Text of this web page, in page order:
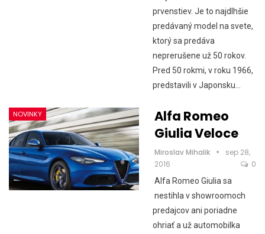
prvenstiev. Je to najdlhšie
predávaný model na svete,
ktorý sa predáva
neprerušene už 50 rokov.
Pred 50 rokmi, v roku 1966,
predstavili v Japonsku…
NOVINKY
Alfa Romeo
Giulia Veloce
Miroslav Mihalik
sep 28,
2016
0
Alfa Romeo Giulia sa
nestihla v showroomoch
predajcov ani poriadne
ohriať a už automobilka